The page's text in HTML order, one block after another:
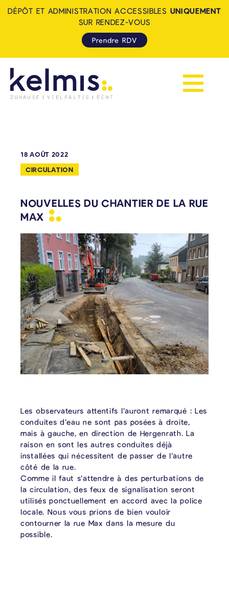
Afficher la
DÉPÔT ET ADMINISTRATION ACCESSIBLES UNIQUEMENT
SUR RENDEZ-VOUS
Prendre RDV
18 AOÛT 2022
CIRCULATION
NOUVELLES DU CHANTIER DE LA RUE
MAX
Les observateurs attentifs l’auront remarqué : Les
conduites d’eau ne sont pas posées à droite,
mais à gauche, en direction de Hergenrath. La
raison en sont les autres conduites déjà
installées qui nécessitent de passer de l’autre
côté de la rue.
Comme il faut s’attendre à des perturbations de
la circulation, des feux de signalisation seront
utilisés ponctuellement en accord avec la police
locale. Nous vous prions de bien vouloir
contourner la rue Max dans la mesure du
possible.